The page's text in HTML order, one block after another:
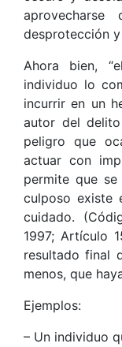
desprotección
Ahora bien,
individuo lo
incurrir en un
autor del
peligro que
actuar con
permite que
culposo existe
cuidado.
1997; Artículo
resultado final
menos, que
Ejemplos:
– Un individuo